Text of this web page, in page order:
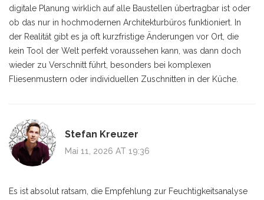
digitale Planung wirklich auf alle Baustellen übertragbar ist oder
ob das nur in hochmodernen Architekturbüros funktioniert. In
der Realität gibt es ja oft kurzfristige Änderungen vor Ort, die
kein Tool der Welt perfekt voraussehen kann, was dann doch
wieder zu Verschnitt führt, besonders bei komplexen
Fliesenmustern oder individuellen Zuschnitten in der Küche.
Stefan Kreuzer
Mai 11, 2026 AT 19:36
Es ist absolut ratsam, die Empfehlung zur Feuchtigkeitsanalyse